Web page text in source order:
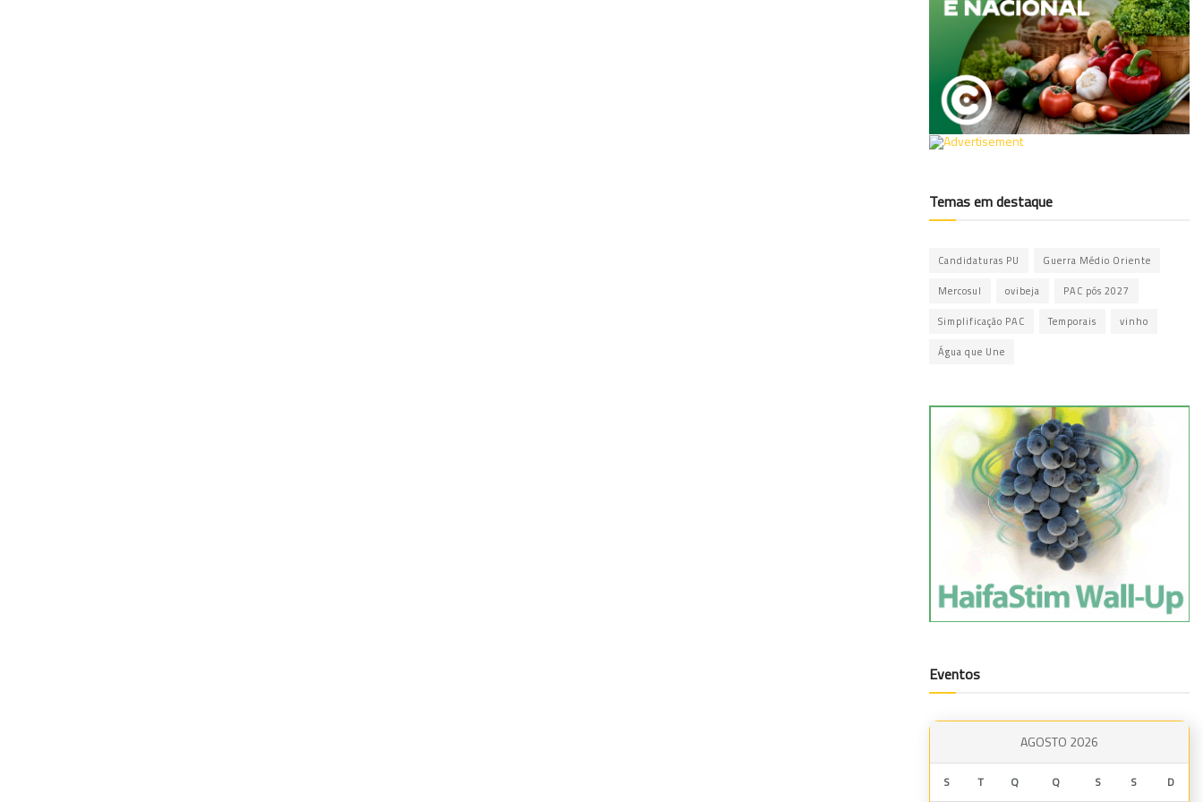
Temas em destaque
Candidaturas PU Guerra Médio Oriente
Mercosul ovibeja PAC pós 2027
Simplificação PAC Temporais vinho
Água que Une
Eventos
AGOSTO 2026
S T Q Q S S D